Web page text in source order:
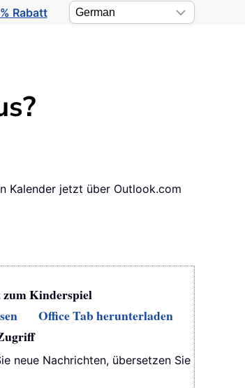
Rabatt
Kalender jetzt über Outlook.com
zum Kinderspiel
Office Tab herunterladen
neue Nachrichten, übersetzen Sie